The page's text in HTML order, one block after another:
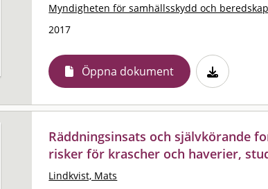
Myndigheten för samhällsskydd och
2017
Öppna dokument
Räddningsinsats och självkörande
risker för krascher och haverier,
Lindkvist, Mats